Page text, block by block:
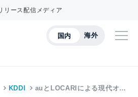
リース配信メディア
国内 海外
KDDI auとLOCARIによる現代オ…